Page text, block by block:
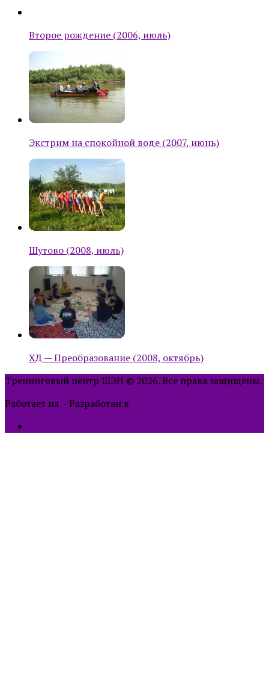
Второе рождение (2006, июль)
Экстрим на спокойной воде (2007, июнь)
Шутово (2008, июль)
ХД — Преобразование (2008, октябрь)
Тренинговый центр ШЭН © 2026. Все права защищены.
Работает на - Разработан в